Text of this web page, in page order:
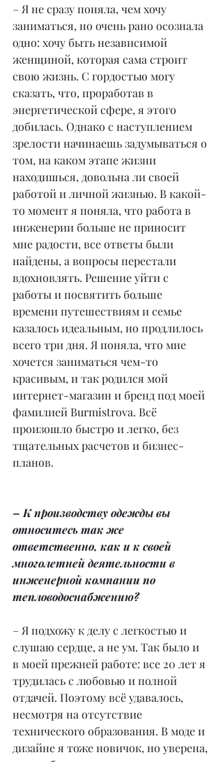
– Я не сразу поняла, чем хочу
заниматься, но очень рано осознала
одно: хочу быть независимой
женщиной, которая сама строит
свою жизнь. С гордостью могу
сказать, что, проработав в
энергетической сфере, я этого
добилась. Однако с наступлением
зрелости начинаешь задумываться о
том, на каком этапе жизни
находишься, довольна ли своей
работой и личной жизнью. В какой-
то момент я поняла, что работа в
инженерии больше не приносит
мне радости, все ответы были
найдены, а вопросы перестали
вдохновлять. Решение уйти с
работы и посвятить больше
времени путешествиям и семье
казалось идеальным, но продлилось
всего три дня. Я поняла, что мне
хочется заниматься чем-то
красивым, и так родился мой
интернет-магазин и бренд под моей
фамилией Burmistrova. Всё
произошло быстро и легко, без
тщательных расчетов и бизнес-
планов.
– К производству одежды вы
относитесь так же
ответственно, как и к своей
многолетней деятельности в
инженерной компании по
тепловодоснабжению?
– Я подхожу к делу с легкостью и
слушаю сердце, а не ум. Так было и
в моей прежней работе: все 20 лет я
трудилась с любовью и полной
отдачей. Поэтому всё удавалось,
несмотря на отсутствие
технического образования. В моде и
дизайне я тоже новичок, но уверена,